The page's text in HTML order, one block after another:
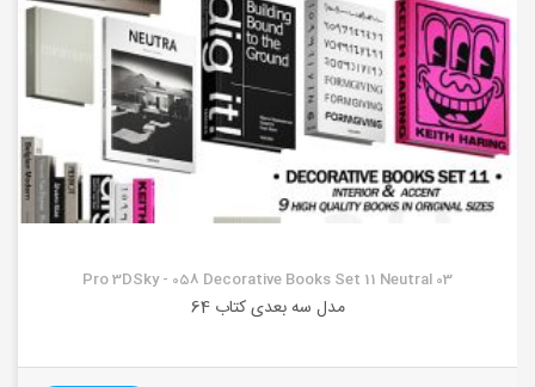
Pro 3DSky - 058 Decorative Books Set 11 Neutral 03
مدل سه بعدی کتاب 64